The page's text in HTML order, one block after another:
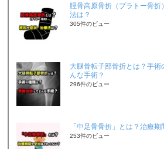
脛骨高原骨折（プラトー骨
法は？
305件のビュー
大腿骨転子部骨折とは？手
んな手術？
296件のビュー
「中足骨骨折」とは？治療
253件のビュー